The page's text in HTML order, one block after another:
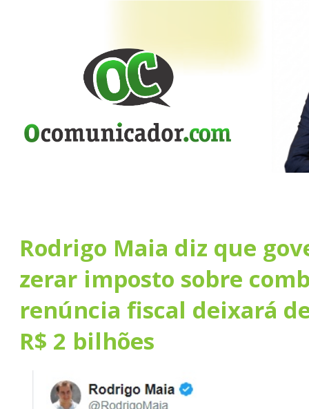
Rodrigo Maia diz que
zerar imposto sobre
renúncia fiscal deixará
R$ 2 bilhões